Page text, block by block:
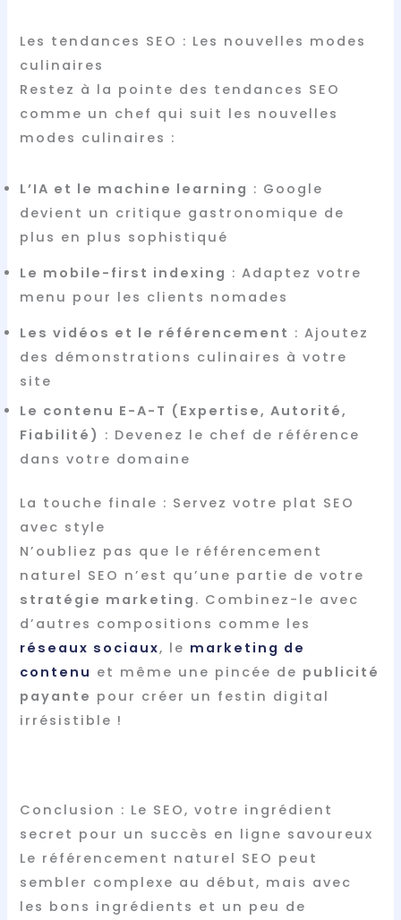
Les tendances SEO : Les nouvelles modes
culinaires
Restez à la pointe des tendances SEO
comme un chef qui suit les nouvelles
modes culinaires :
L’IA et le machine learning : Google
devient un critique gastronomique de
plus en plus sophistiqué
Le mobile-first indexing : Adaptez votre
menu pour les clients nomades
Les vidéos et le référencement : Ajoutez
des démonstrations culinaires à votre
site
Le contenu E-A-T (Expertise, Autorité,
Fiabilité) : Devenez le chef de référence
dans votre domaine
La touche finale : Servez votre plat SEO
avec style
N’oubliez pas que le référencement
naturel SEO n’est qu’une partie de votre
stratégie marketing . Combinez-le avec
d’autres compositions comme les
réseaux sociaux, le marketing de
contenu et même une pincée de publicité
payante pour créer un festin digital
irrésistible !
Conclusion : Le SEO, votre ingrédient
secret pour un succès en ligne savoureux
Le référencement naturel SEO peut
sembler complexe au début, mais avec
les bons ingrédients et un peu de